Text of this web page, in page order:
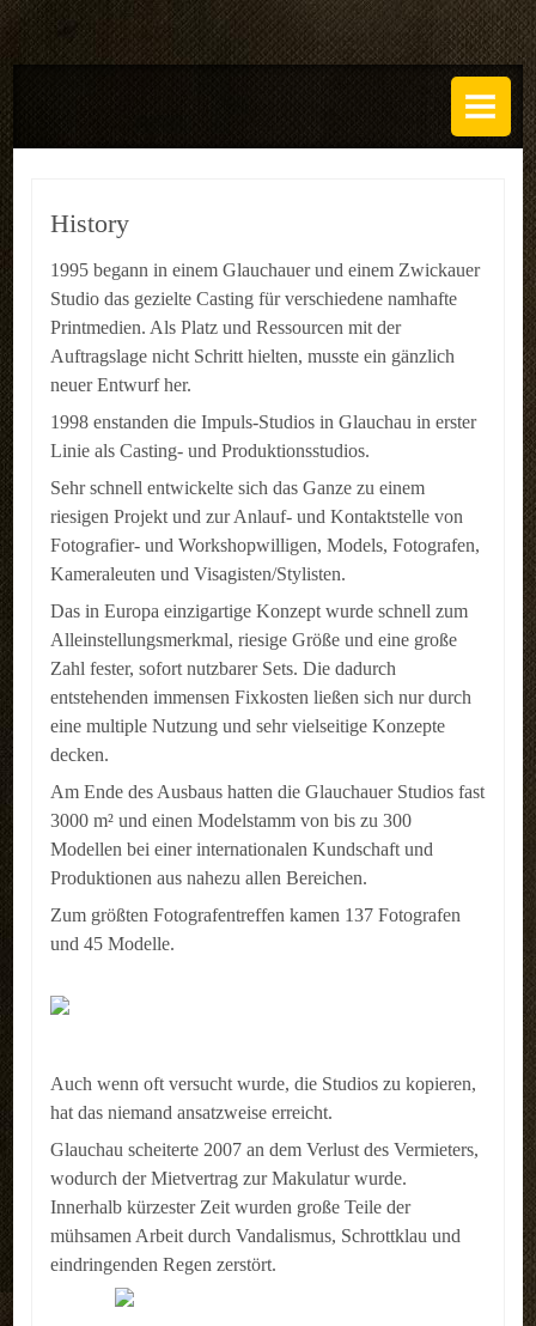
History
SETS
TECHNIK
EVENTS
REFERENZEN
LINKS
KONTAKT
Kontakt
Impressum
LOGIN
AKTUELLES
History
1995 begann in einem Glauchauer und einem Zwickauer
Studio das gezielte Casting für verschiedene namhafte
Printmedien. Als Platz und Ressourcen mit der
Auftragslage nicht Schritt hielten, musste ein gänzlich
neuer Entwurf her.
1998 enstanden die Impuls-Studios in Glauchau in erster
Linie als Casting- und Produktionsstudios.
Sehr schnell entwickelte sich das Ganze zu einem
riesigen Projekt und zur Anlauf- und Kontaktstelle von
Fotografier- und Workshopwilligen, Models, Fotografen,
Kameraleuten und Visagisten/Stylisten.
Das in Europa einzigartige Konzept wurde schnell zum
Alleinstellungsmerkmal, riesige Größe und eine große
Zahl fester, sofort nutzbarer Sets. Die dadurch
entstehenden immensen Fixkosten ließen sich nur durch
eine multiple Nutzung und sehr vielseitige Konzepte
decken.
Am Ende des Ausbaus hatten die Glauchauer Studios fast
3000 m² und einen Modelstamm von bis zu 300
Modellen bei einer internationalen Kundschaft und
Produktionen aus nahezu allen Bereichen.
Zum größten Fotografentreffen kamen 137 Fotografen
und 45 Modelle.
Auch wenn oft versucht wurde, die Studios zu kopieren,
hat das niemand ansatzweise erreicht.
Glauchau scheiterte 2007 an dem Verlust des Vermieters,
wodurch der Mietvertrag zur Makulatur wurde.
Innerhalb kürzester Zeit wurden große Teile der
mühsamen Arbeit durch Vandalismus, Schrottklau und
eindringenden Regen zerstört.